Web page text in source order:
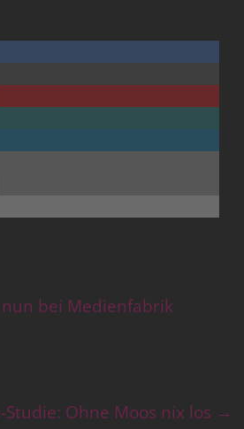
bei Medienfabrik
Studie: Ohne Moos nix los →